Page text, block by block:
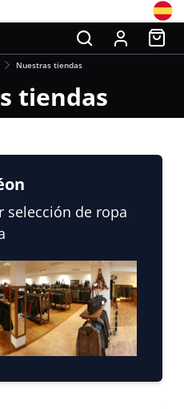
Nuestras tiendas
tiendas
selección de ropa